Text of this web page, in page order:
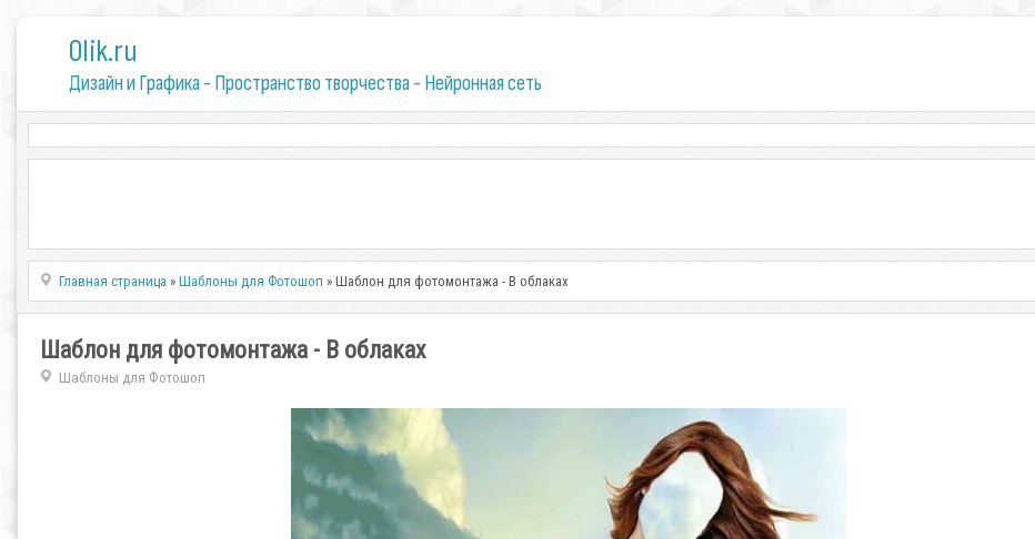
0lik.ru
Дизайн и Графика - Пространство творчества - Нейронная сеть
Главная страница »Шаблоны для Фотошоп » Шаблон для фотомонтажа - В облаках
Шаблон для фотомонтажа - В облаках
Шаблоны для Фотошоп